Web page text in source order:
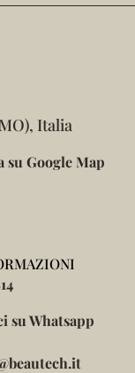
Italia
su Google Map
su Whatsapp